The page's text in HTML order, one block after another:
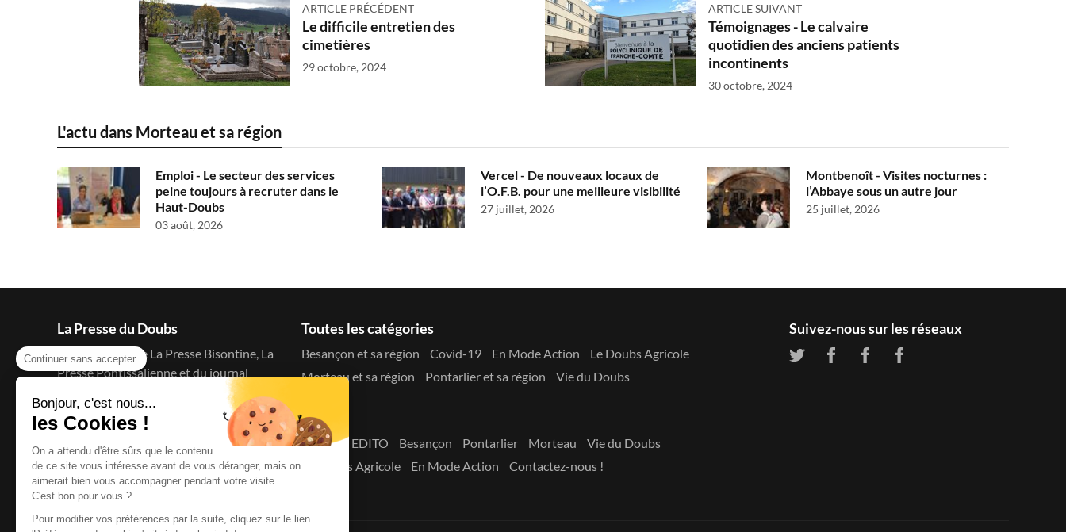
Continuer sans accepter
Bonjour, c'est nous...
les Cookies !
On a attendu d'être sûrs que le contenu
de ce site vous intéresse avant de vous déranger, mais on
aimerait bien vous accompagner pendant votre visite...
C'est bon pour vous ?
Pour modifier vos préférences par la suite, cliquez sur le lien
ARTICLE PRÉCÉDENT
Le difficile entretien des
cimetières
29 octobre, 2024
ARTICLE SUIVANT
Témoignages - Le calvaire
quotidien des anciens patients
incontinents
30 octobre, 2024
L'actu dans Morteau et sa région
Emploi - Le secteur des services
peine toujours à recruter dans le
Haut-Doubs
03 août, 2026
Vercel - De nouveaux locaux de
l’O.F.B. pour une meilleure visibilité
27 juillet, 2026
Montbenoît - Visites nocturnes :
l’Abbaye sous un autre jour
25 juillet, 2026
La Presse du Doubs
Le blog d'actu de La Presse Bisontine, La
Presse Pontissalienne et du journal
Toutes les catégories
Besançon et sa région Covid-19 En Mode Action
Le Doubs Agricole
Morteau et sa région
Pontarlier et sa région Vie du Doubs
Menu
Accueil EDITO Besançon Pontarlier Morteau
Vie du Doubs
Le Doubs Agricole
En Mode Action Contactez-nous !
Suivez-nous sur les réseaux